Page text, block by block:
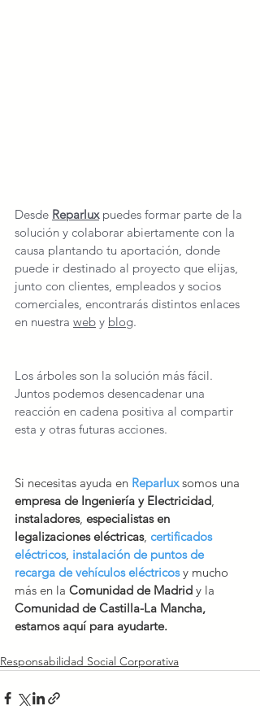
Desde Reparlux puedes formar parte de la
solución y colaborar abiertamente con la
causa plantando tu aportación, donde
puede ir destinado al proyecto que elijas,
junto con clientes, empleados y socios
comerciales, encontrarás distintos enlaces
en nuestra web y blog.
Los árboles son la solución más fácil.
Juntos podemos desencadenar una
reacción en cadena positiva al compartir
esta y otras futuras acciones.
Si necesitas ayuda en Reparlux somos una
empresa de Ingeniería y Electricidad,
instaladores, especialistas en
legalizaciones eléctricas, certificados
eléctricos, instalación de puntos de
recarga de vehículos eléctricos y mucho
más en la Comunidad de Madrid y la
Comunidad de Castilla-La Mancha,
estamos aquí para ayudarte.
Responsabilidad Social Corporativa